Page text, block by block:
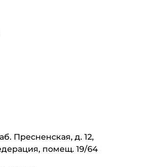
Пресненская, д. 12,
помещ. 19/64